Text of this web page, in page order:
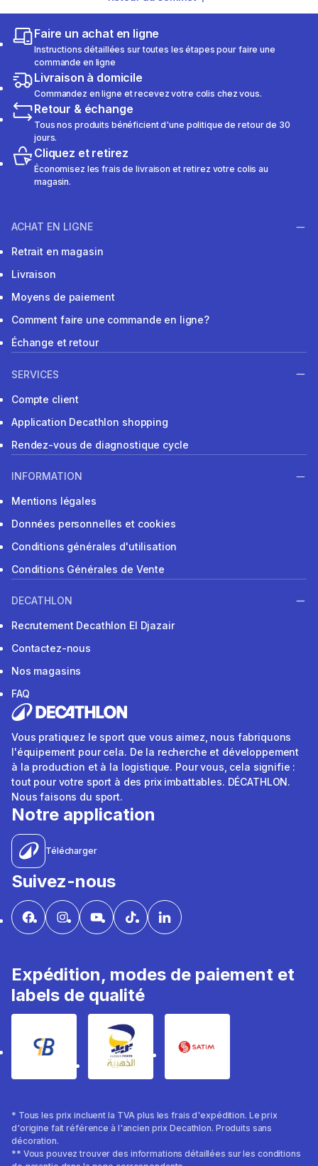
Faire un achat en ligne
Instructions détaillées sur toutes les étapes pour faire une
commande en ligne
Livraison à domicile
Commandez en ligne et recevez votre colis chez vous.
Retour & échange
Tous nos produits bénéficient d'une politique de retour de 30
jours.
Cliquez et retirez
Économisez les frais de livraison et retirez votre colis au
magasin.
ACHAT EN LIGNE
Retrait en magasin
Livraison
Moyens de paiement
Comment faire une commande en ligne?
Échange et retour
SERVICES
Compte client
Application Decathlon shopping
Rendez-vous de diagnostique cycle
INFORMATION
Mentions légales
Données personnelles et cookies
Conditions générales d'utilisation
Conditions Générales de Vente
DECATHLON
Recrutement Decathlon El Djazair
Contactez-nous
Nos magasins
FAQ
Vous pratiquez le sport que vous aimez, nous fabriquons
l'équipement pour cela. De la recherche et développement
à la production et à la logistique. Pour vous, cela signifie :
tout pour votre sport à des prix imbattables. DÉCATHLON.
Nous faisons du sport.
Notre application
Télécharger
Suivez-nous
Expédition, modes de paiement et
labels de qualité
* Tous les prix incluent la TVA plus les frais d'expédition. Le prix
d'origine fait référence à l'ancien prix Decathlon. Produits sans
décoration.
** Vous pouvez trouver des informations détaillées sur les conditions